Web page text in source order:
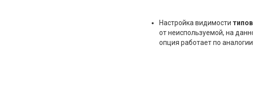
Настройка видимости типов
от неиспользуемой, на
опция работает по